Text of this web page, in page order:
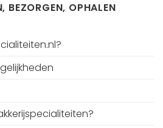
BEZORGEN, OPHALEN